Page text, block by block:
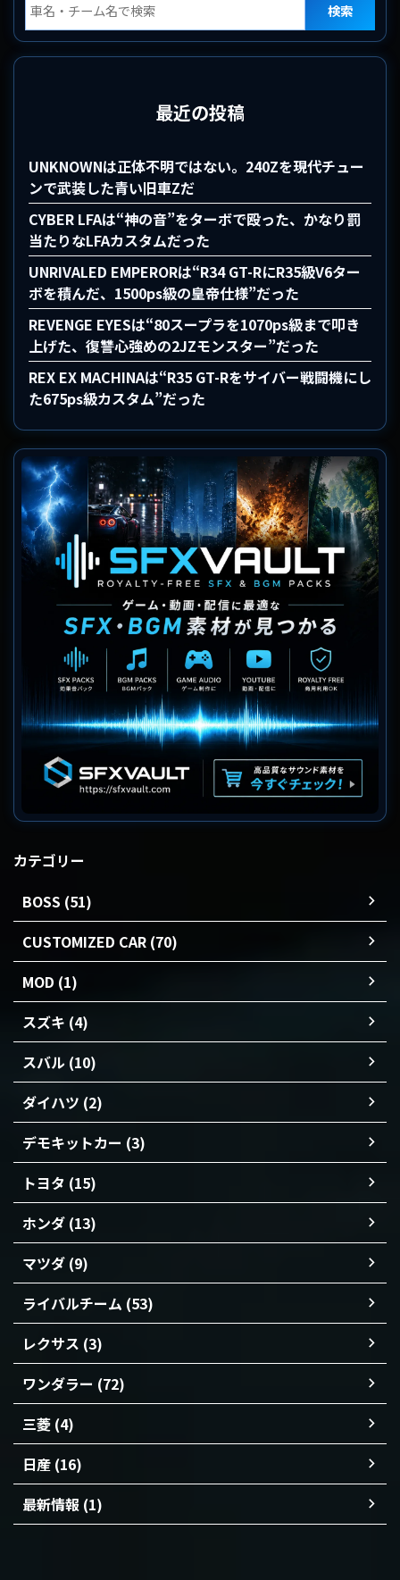
検索
最近の投稿
UNKNOWNは正体不明ではない。240Zを現代チュー
ンで武装した青い旧車Zだ
CYBER LFAは“神の音”をターボで殴った、かなり罰
当たりなLFAカスタムだった
UNRIVALED EMPERORは“R34 GT-RにR35級V6ター
ボを積んだ、1500ps級の皇帝仕様”だった
REVENGE EYESは“80スープラを1070ps級まで叩き
上げた、復讐心強めの2JZモンスター”だった
REX EX MACHINAは“R35 GT-Rをサイバー戦闘機にし
た675ps級カスタム”だった
カテゴリー
BOSS (51)
CUSTOMIZED CAR (70)
MOD (1)
スズキ (4)
スバル (10)
ダイハツ (2)
デモキットカー (3)
トヨタ (15)
ホンダ (13)
マツダ (9)
ライバルチーム (53)
レクサス (3)
ワンダラー (72)
三菱 (4)
日産 (16)
最新情報 (1)